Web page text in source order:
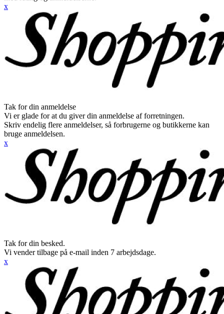
x
Tak for din anmeldelse
Vi er glade for at du giver din anmeldelse af forretningen.
Skriv endelig flere anmeldelser, så forbrugerne og butikkerne kan
bruge anmeldelsen.
x
Tak for din besked.
Vi vender tilbage på e-mail inden 7 arbejdsdage.
x